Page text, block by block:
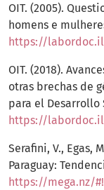
OIT. (2005).
homens e
https://labordoc.ilo.org/
OIT. (2018).
otras brechas de
para el Desarrollo
https://labordoc.ilo.org/
Serafini, V., Egas,
Paraguay:
https://mega.nz/